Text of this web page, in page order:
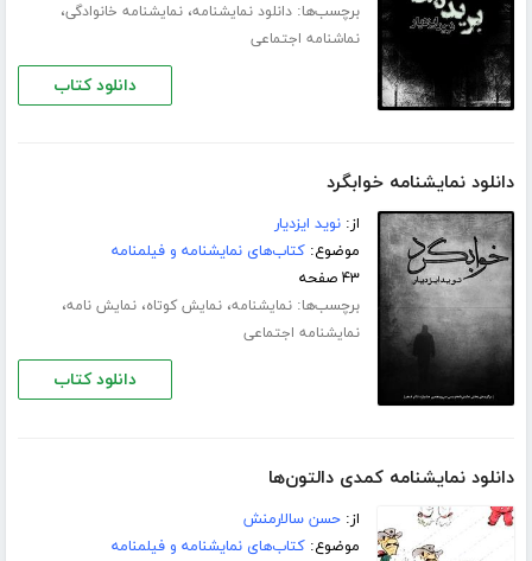
برچسب‌ها:دانلود نمایشنامه،نمایشنامه خانوادگی،
نماشنامه اجتماعی
دانلود کتاب
دانلود نمایشنامه خوابگرد
از:نوید ایزدیار
موضوع:کتاب‌های نمایشنامه و فیلمنامه
۴۳ صفحه
برچسب‌ها:نمایشنامه،نمایش کوتاه،نمایش نامه،
نمایشنامه اجتماعی
دانلود کتاب
دانلود نمایشنامه کمدی دالتون‌ها
از:حسن سالارمنش
موضوع:کتاب‌های نمایشنامه و فیلمنامه